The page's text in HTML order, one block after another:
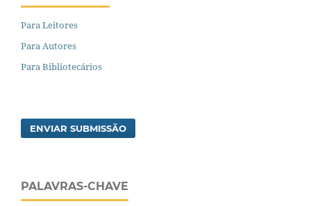
Para Leitores
Para Autores
Para Bibliotecários
ENVIAR SUBMISSÃO
PALAVRAS-CHAVE